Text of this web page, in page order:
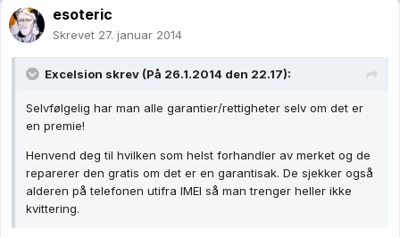
esoteric
Skrevet 27. januar 2014
Excelsion skrev (På 26.1.2014 den 22.17):
Selvfølgelig har man alle garantier/rettigheter selv om det er
en premie!
Henvend deg til hvilken som helst forhandler av merket og de
reparerer den gratis om det er en garantisak. De sjekker også
alderen på telefonen utifra IMEI så man trenger heller ikke
kvittering.